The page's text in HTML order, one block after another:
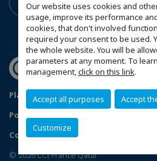
Our website uses cookies and
usage, improve its performance
cookies, that don't involved
required your consent to be used.
the whole website. You will be
parameters at any moment. To
management,click on this link.
Accept all purposes Accept
Customize
Plan du site
Mentions légales
Politique de confidentialité
Configurer vos préférences cookies
© 2026 CCI France Qatar